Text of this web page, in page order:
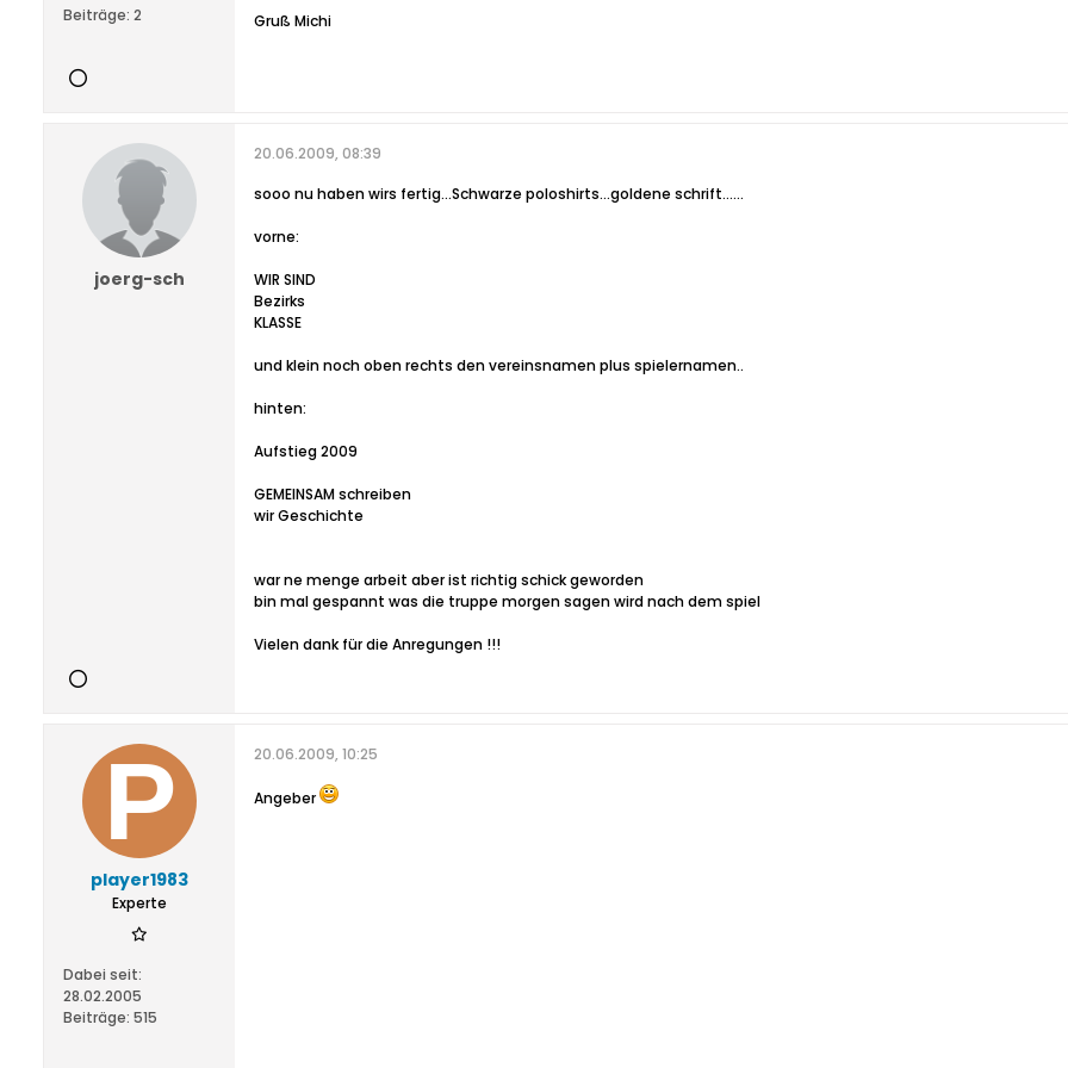
Beiträge: 2 Gruß Michi
joerg-sch
20.06.2009, 08:39
sooo nu haben wirs fertig...Schwarze poloshirts...goldene schrift......
vorne:
WIR SIND
Bezirks
KLASSE
und klein noch oben rechts den vereinsnamen plus spielernamen..
hinten:
Aufstieg 2009
GEMEINSAM schreiben
wir Geschichte
war ne menge arbeit aber ist richtig schick geworden
bin mal gespannt was die truppe morgen sagen wird nach dem spiel
Vielen dank für die Anregungen !!!
player1983
Experte
Dabei seit:
28.02.2005
Beiträge: 515
20.06.2009, 10:25
Angeber